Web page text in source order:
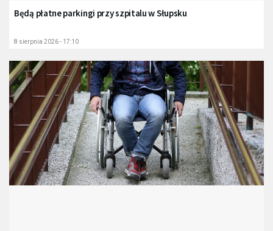
Będą płatne parkingi przy szpitalu w Słupsku
8 sierpnia 2026 - 17:10